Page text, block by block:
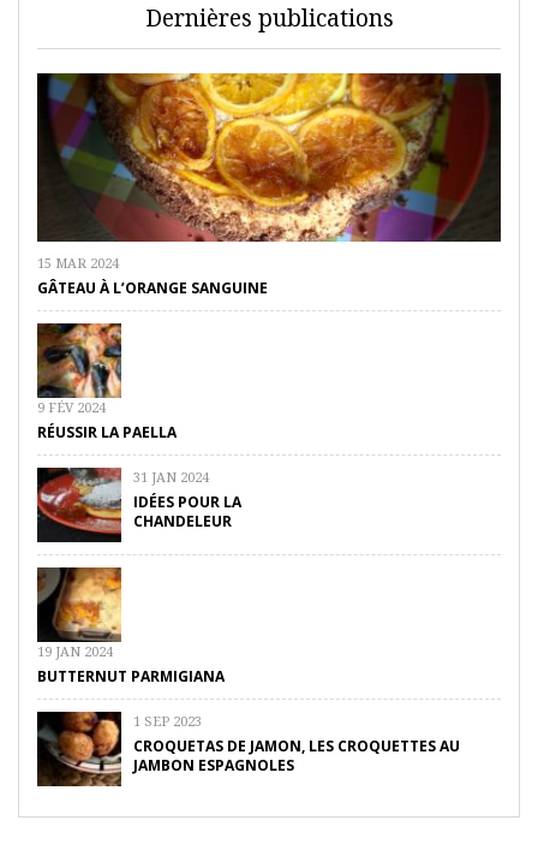
Dernières publications
15 MAR 2024
GÂTEAU À L’ORANGE SANGUINE
9 FÉV 2024
RÉUSSIR LA PAELLA
31 JAN 2024
IDÉES POUR LA
CHANDELEUR
19 JAN 2024
BUTTERNUT PARMIGIANA
1 SEP 2023
CROQUETAS DE JAMON, LES CROQUETTES AU
JAMBON ESPAGNOLES